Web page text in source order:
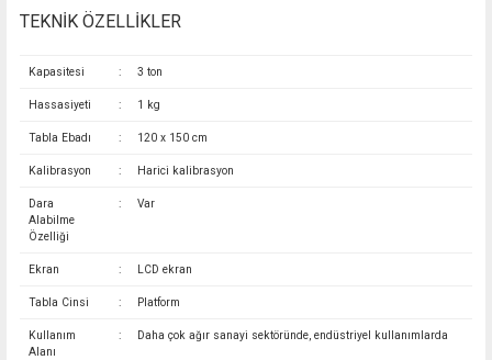
TEKNİK ÖZELLİKLER
Kapasitesi : 3 ton
Hassasiyeti : 1 kg
Tabla Ebadı : 120 x 150 cm
Kalibrasyon : Harici kalibrasyon
Dara
Alabilme
Özelliği
: Var
Ekran : LCD ekran
Tabla Cinsi : Platform
Kullanım
Alanı
: Daha çok ağır sanayi sektöründe, endüstriyel kullanımlarda